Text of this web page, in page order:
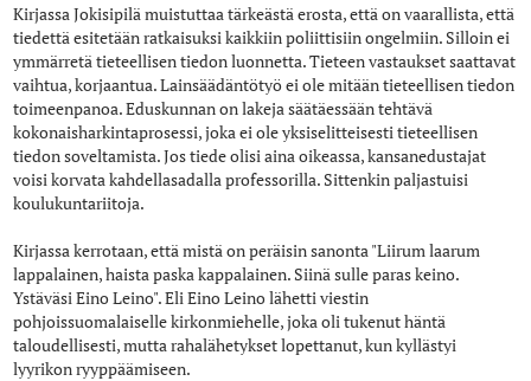
Kirjassa Jokisipilä muistuttaa tärkeästä erosta, että on vaarallista, että
tiedettä esitetään ratkaisuksi kaikkiin poliittisiin ongelmiin. Silloin ei
ymmärretä tieteellisen tiedon luonnetta. Tieteen vastaukset saattavat
vaihtua, korjaantua. Lainsäädäntötyö ei ole mitään tieteellisen tiedon
toimeenpanoa. Eduskunnan on lakeja säätäessään tehtävä
kokonaisharkintaprosessi, joka ei ole yksiselitteisesti tieteellisen
tiedon soveltamista. Jos tiede olisi aina oikeassa, kansanedustajat
voisi korvata kahdellasadalla professorilla. Sittenkin paljastuisi
koulukuntariitoja.
Kirjassa kerrotaan, että mistä on peräisin sanonta "Liirum laarum
lappalainen, haista paska kappalainen. Siinä sulle paras keino.
Ystäväsi Eino Leino". Eli Eino Leino lähetti viestin
pohjoissuomalaiselle kirkonmiehelle, joka oli tukenut häntä
taloudellisesti, mutta rahalähetykset lopettanut, kun kyllästyi
lyyrikon ryyppäämiseen.